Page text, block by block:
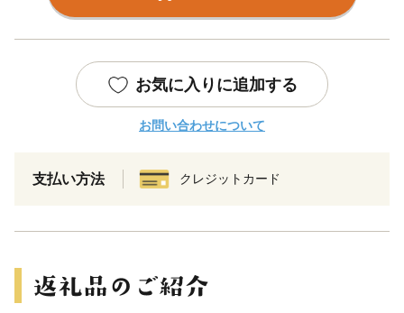
お気に入りに追加する
お問い合わせについて
支払い方法 クレジットカード